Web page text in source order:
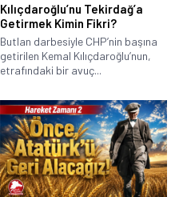
Kılıçdaroğlu’nu Tekirdağ’a
Getirmek Kimin Fikri?
Butlan darbesiyle CHP’nin başına
getirilen Kemal Kılıçdaroğlu’nun,
etrafındaki bir avuç...